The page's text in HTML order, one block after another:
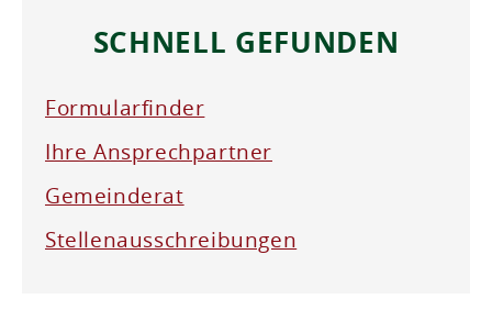
SCHNELL GEFUNDEN
Formularfinder
Ihre Ansprechpartner
Gemeinderat
Stellenausschreibungen